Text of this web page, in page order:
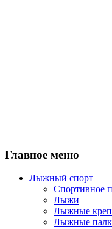
Главное меню
Лыжный спорт
Спортивное
Лыжи
Лыжные
Лыжные